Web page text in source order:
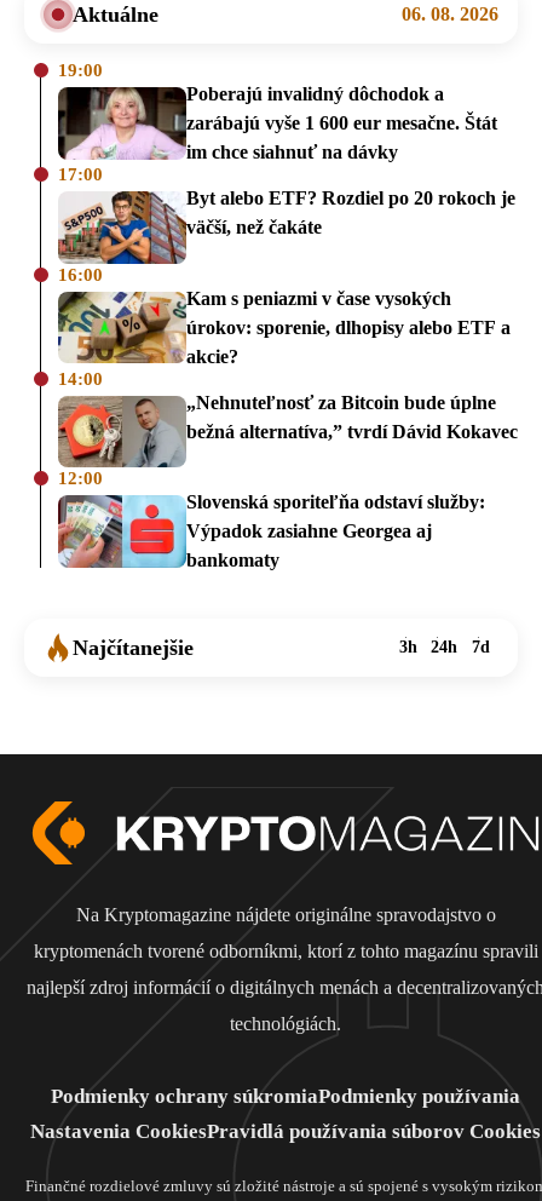
Aktuálne 06. 08. 2026
19:00
Poberajú invalidný dôchodok a
zarábajú vyše 1 600 eur mesačne. Štát
im chce siahnuť na dávky
17:00
Byt alebo ETF? Rozdiel po 20 rokoch je
väčší, než čakáte
16:00
Kam s peniazmi v čase vysokých
úrokov: sporenie, dlhopisy alebo ETF a
akcie?
14:00
„Nehnuteľnosť za Bitcoin bude úplne
bežná alternatíva,” tvrdí Dávid Kokavec
12:00
Slovenská sporiteľňa odstaví služby:
Výpadok zasiahne Georgea aj
bankomaty
Najčítanejšie 3h 24h 7d
Na Kryptomagazine nájdete originálne spravodajstvo o
kryptomenách tvorené odborníkmi, ktorí z tohto magazínu spravili
najlepší zdroj informácií o digitálnych menách a
technológiách.
Podmienky ochrany súkromiaPodmienky používania
Nastavenia CookiesPravidlá používania súborov Cookies
Finančné rozdielové zmluvy sú zložité nástroje a sú spojené s vysokým